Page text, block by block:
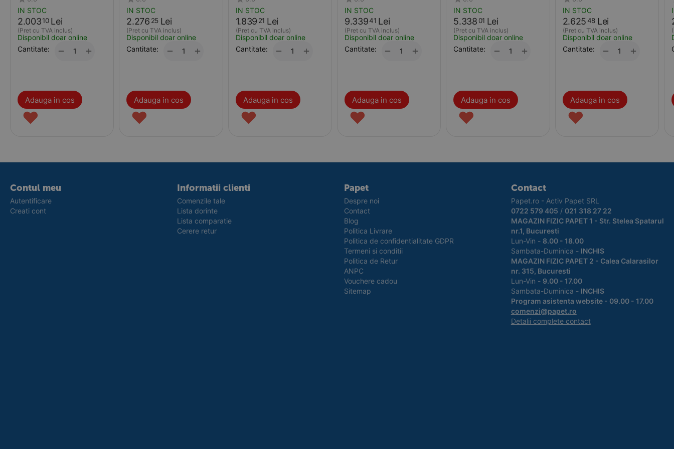
IN STOC
2.00310 Lei
(Pret cu TVA inclus)
Disponibil doar online
Cantitate:
+
−
Adauga in cos
♥
IN STOC
2.276 25 Lei
(Pret cu TVA inclus)
Disponibil doar online
Cantitate:
+
−
Adauga in cos
♥
IN STOC
1.839 21 Lei
(Pret cu TVA inclus)
Disponibil doar online
Cantitate:
+
−
Adauga in cos
♥
PureView
IN STOC
9.33941 Lei
(Pret cu TVA inclus)
Disponibil doar online
Cantitate:
+
−
Adauga in cos
♥
IN STOC
5.338 01 Lei
(Pret cu TVA inclus)
Disponibil doar online
Cantitate:
+
−
Adauga in cos
♥
IN STOC
2.62548 Lei
(Pret cu TVA inclus)
Disponibil doar online
Cantitate:
+
−
Adauga in cos
♥
Contul meu
Autentificare
Creati cont
Informatii clienti
Comenzile tale
Lista dorinte
Lista comparatie
Cerere retur
Papet
Despre noi
Contact
Blog
Politica Livrare
Politica de confidentialitate GDPR
Termeni si conditii
Politica de Retur
ANPC
Vouchere cadou
Sitemap
Contact
Papet.ro - Activ Papet SRL
0722 579 405 / 021 318 27 22
MAGAZIN FIZIC PAPET 1 - Str. Stelea Spatarul
nr.1, Bucuresti
Lun-Vin - 8.00 - 18.00
Sambata-Duminica - INCHIS
MAGAZIN FIZIC PAPET 2 - Calea Calarasilor
nr. 315, Bucuresti
Lun-Vin - 9.00 - 17.00
Sambata-Duminica - INCHIS
Program asistenta website - 09.00 - 17.00
comenzi@papet.ro
Detalii complete contact